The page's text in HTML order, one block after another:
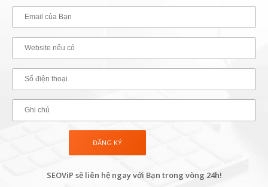
SEOViP sẽ liên hệ ngay với Bạn trong vòng 24h!